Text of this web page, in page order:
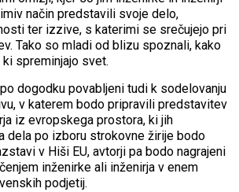
način predstavili svoje delo,
ter izzive, s katerimi se srečujejo pri
Tako so mladi od blizu spoznali, kako
spreminjajo svet.
dogodku povabljeni tudi k sodelovanju
v katerem bodo pripravili predstavitev
iz evropskega prostora, ki jih
dela po izboru strokovne žirije bodo
v Hiši EU, avtorji pa bodo nagrajeni
inženirke ali inženirja v enem
podjetij.